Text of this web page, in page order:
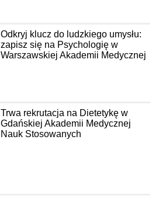
Odkryj klucz do ludzkiego umysłu:
zapisz się na Psychologię w
Warszawskiej Akademii Medycznej
Trwa rekrutacja na Dietetykę w
Gdańskiej Akademii Medycznej
Nauk Stosowanych